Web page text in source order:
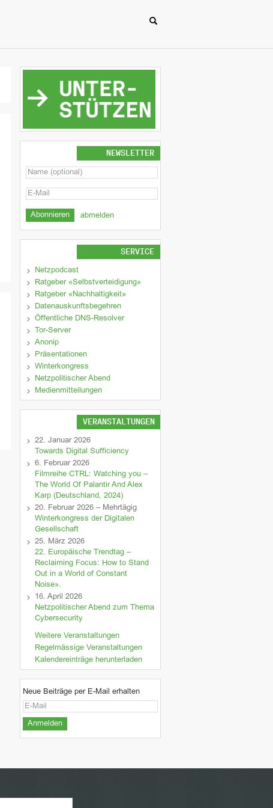
NEWSLETTER
abmelden
SERVICE
Netzpodcast
Ratgeber «Selbstverteidigung»
Ratgeber «Nachhaltigkeit»
Datenauskunftsbegehren
Öffentliche DNS-Resolver
Tor-Server
Anonip
Präsentationen
Winterkongress
Netzpolitischer Abend
Medienmitteilungen
VERANSTALTUNGEN
22. Januar 2026
Towards Digital Sufficiency
6. Februar 2026
Filmreihe CTRL: Watching you –
The World Of Palantir And Alex
Karp (Deutschland, 2024)
20. Februar 2026 – Mehrtägig
Winterkongress der Digitalen
Gesellschaft
25. März 2026
22. Europäische Trendtag –
Reclaiming Focus: How to Stand
Out in a World of Constant
Noise».
16. April 2026
Netzpolitischer Abend zum Thema
Cybersecurity
Weitere Veranstaltungen
Regelmässige Veranstaltungen
Kalendereinträge herunterladen
Neue Beiträge per E-Mail erhalten